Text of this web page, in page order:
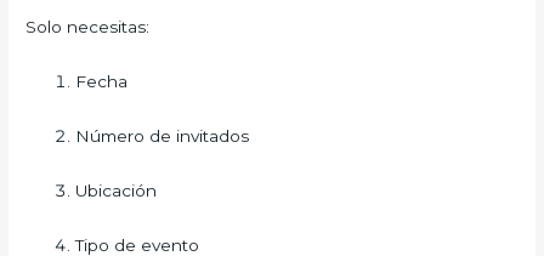
Solo necesitas:
Fecha
Número de invitados
Ubicación
Tipo de evento